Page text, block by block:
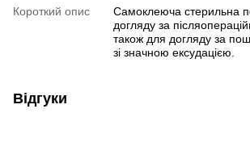
Короткий опис
Самоклеюча стерильна
догляду за
також для догляду за
зі значною ексудацією.
Відгуки